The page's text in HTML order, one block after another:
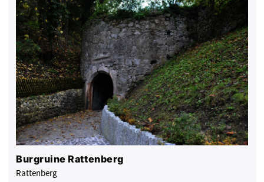
Burgruine Rattenberg
Rattenberg